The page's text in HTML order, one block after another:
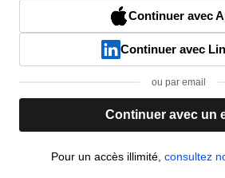
Continuer avec
Continuer avec
ou par email
Continuer avec un
Pour un accès illimité, consultez